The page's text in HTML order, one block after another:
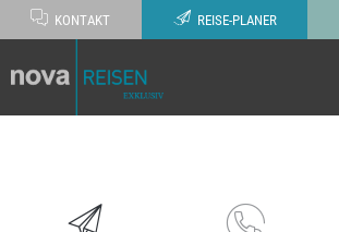
KONTAKT REISE-PLANER